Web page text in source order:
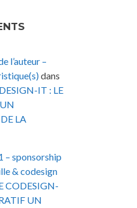
l’auteur –
dans
IT : LE
LA
– sponsorship
& codesign
CODESIGN-
UN